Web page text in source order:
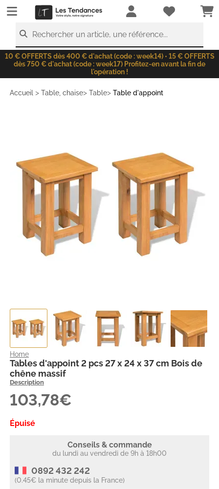
LesTendances.fr
Rechercher un article, une référence...
10 € OFFERTS dès 400 € d'achat (code : week14) • 15 € OFFERTS
dès 750 € d'achat (code : week17) Profitez-en avant la fin de
l'opération !
Accueil > Table, chaise> Table> Table d'appoint
Home
Tables d'appoint 2 pcs 27 x 24 x 37 cm Bois de
chêne massif
Description
103,78€
Épuisé
Conseils & commande
du lundi au vendredi de 9h à 18h00
0892 432 242
(0.45€ la minute depuis la France)